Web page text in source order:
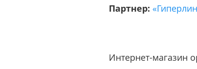
Партнер:
Интернет-магазин